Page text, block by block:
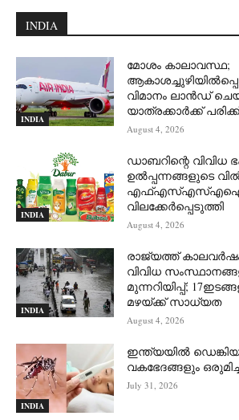
INDIA
INDIA
മോശം കാലാവസ്ഥ;
വിമാനം ലാന്‍ഡ്
യാത്രക്കാര്‍ക്ക്
August 4, 2026
INDIA
ഡാബറിന്റെ വിവിധ
ഉൽപ്പന്നങ്ങളുടെ
വിലക്കേർപ്പെടുത്തി
August 4, 2026
INDIA
രാജ്യത്ത്
വിവിധ
മുന്നറിയിപ്പ്;
മഴയ്ക്ക് സാധ്യത
August 4, 2026
INDIA
ഇന്ത്യയിൽ
വകഭേദങ്ങളും
July 31, 2026